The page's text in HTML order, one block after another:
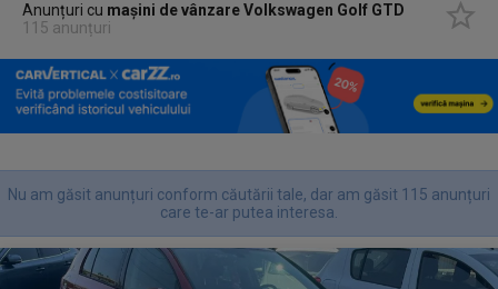
Anunțuri cu mașini de vânzare Volkswagen Golf GTD
115 anunțuri
Nu am găsit anunțuri conform căutării tale, dar am găsit 115 anunțuri
care te-ar putea interesa.